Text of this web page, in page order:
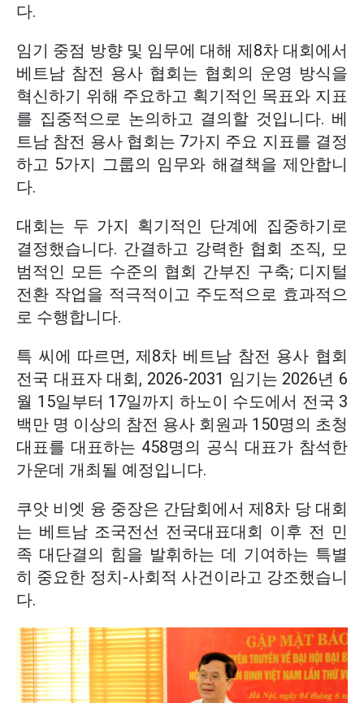
다.
임기 중점 방향 및 임무에 대해 제8차 대회에서
베트남 참전 용사 협회는 협회의 운영 방식을
혁신하기 위해 주요하고 획기적인 목표와 지표
를 집중적으로 논의하고 결의할 것입니다. 베
트남 참전 용사 협회는 7가지 주요 지표를 결정
하고 5가지 그룹의 임무와 해결책을 제안합니
다.
대회는 두 가지 획기적인 단계에 집중하기로
결정했습니다. 간결하고 강력한 협회 조직, 모
범적인 모든 수준의 협회 간부진 구축; 디지털
전환 작업을 적극적이고 주도적으로 효과적으
로 수행합니다.
특 씨에 따르면, 제8차 베트남 참전 용사 협회
전국 대표자 대회, 2026-2031 임기는 2026년 6
월 15일부터 17일까지 하노이 수도에서 전국 3
백만 명 이상의 참전 용사 회원과 150명의 초청
대표를 대표하는 458명의 공식 대표가 참석한
가운데 개최될 예정입니다.
쿠앗 비엣 융 중장은 간담회에서 제8차 당 대회
는 베트남 조국전선 전국대표대회 이후 전 민
족 대단결의 힘을 발휘하는 데 기여하는 특별
히 중요한 정치-사회적 사건이라고 강조했습니
다.